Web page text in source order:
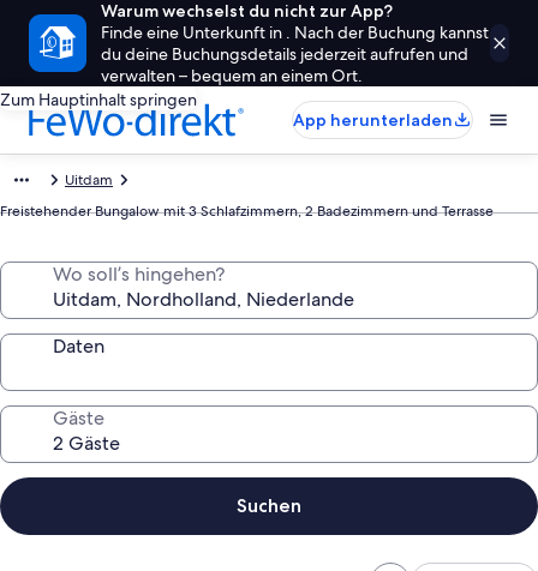
Warum wechselst du nicht zur App?
Finde eine Unterkunft in . Nach der Buchung kannst
du deine Buchungsdetails jederzeit aufrufen und
verwalten – bequem an einem Ort.
Zum Hauptinhalt springen
App herunterladen
Uitdam
Freistehender Bungalow mit 3 Schlafzimmern, 2 Badezimmern und Terrasse
Wo soll’s hingehen?
Daten
Gäste
Suchen